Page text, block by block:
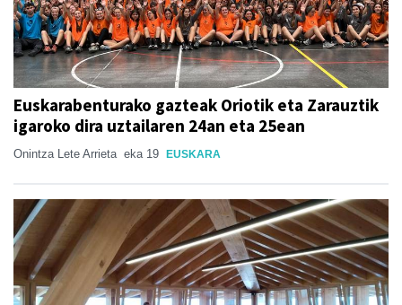
Euskarabenturako gazteak Oriotik eta Zarauztik
igaroko dira uztailaren 24an eta 25ean
Onintza Lete Arrieta eka 19 EUSKARA